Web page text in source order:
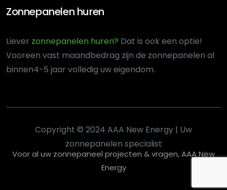
Zonnepanelen huren
Liever zonnepanelen huren? Dat is ook een optie!
Vooreen vast maandbedrag zijn de zonnepanelen al
binnen4-5 jaar volledig uw eigendom.
Copyright © 2024 AAA New Energy | Uw
zonnepanelen specialist
Voor al uw zonnepaneel projecten & vragen, AAA New
Energy